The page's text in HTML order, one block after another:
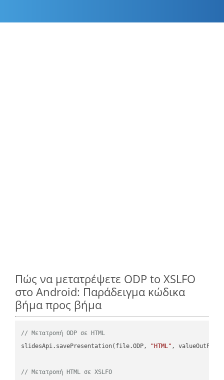
Πώς να μετατρέψετε ODP to XSLFO
στο Android: Παράδειγμα κώδικα
βήμα προς βήμα
// Μετατροπή ODP σε HTML
slidesApi.savePresentation(file.ODP,
"HTML" ,
// Μετατροπή HTML σε XSLFO